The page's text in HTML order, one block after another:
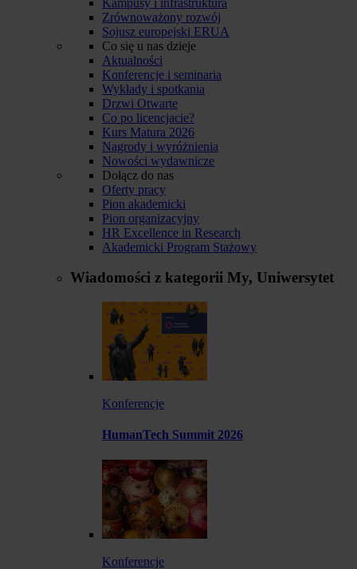
Zrównoważony rozwój
Sojusz europejski ERUA
Co się u nas dzieje
Aktualności
Konferencje i seminaria
Wykłady i spotkania
Drzwi Otwarte
Co po licencjacie?
Kurs Matura 2026
Nagrody i wyróżnienia
Nowości wydawnicze
Dołącz do nas
Oferty pracy
Pion akademicki
Pion organizacyjny
HR Excellence in Research
Akademicki Program Stażowy
Wiadomości z kategorii My, Uniwersytet
Konferencje
HumanTech Summit 2026
Konferencje